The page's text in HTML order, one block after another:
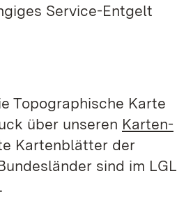
Service-Entgelt
Topographische Karte
über unseren Karten-
Kartenblätter der
sind im LGL